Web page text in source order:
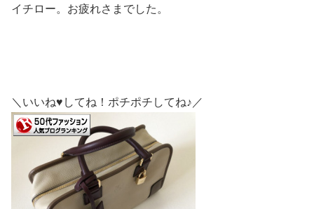
イチロー。お疲れさまでした。
＼いいね♥してね！ポチポチしてね♪／